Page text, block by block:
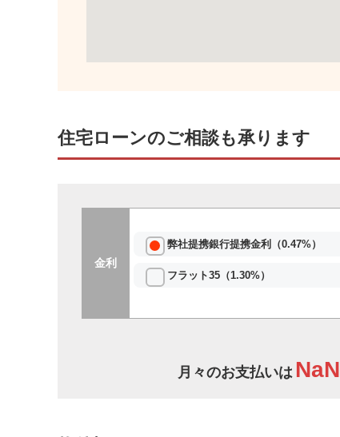
住宅ローンのご相談も承ります
金利
弊社提携銀行提携金利（0.47%）
フラット35（1.30%）
月々のお支払いは NaN